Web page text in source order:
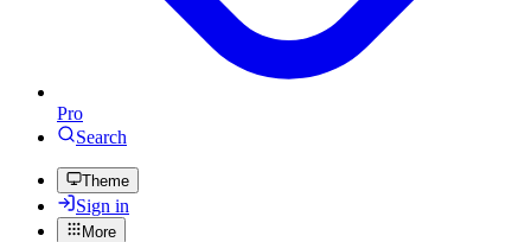
Pro
Search
Theme
Sign in
More